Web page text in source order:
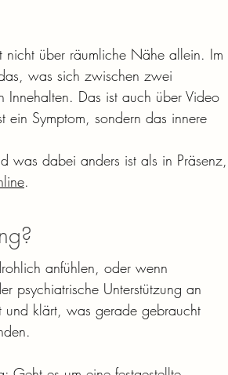
nicht über räumliche Nähe allein. Im
was sich zwischen zwei
Das ist auch über Video
Symptom, sondern das innere
was dabei anders ist als in Präsenz,
.
anfühlen, oder wenn
psychiatrische Unterstützung an
und klärt, was gerade gebraucht